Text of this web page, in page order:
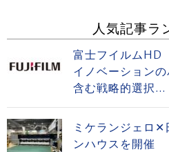
人気記事ラ
富士フイルムHD
イノベーション
含む戦略的選択...
ミケランジェロ
ンハウスを開催